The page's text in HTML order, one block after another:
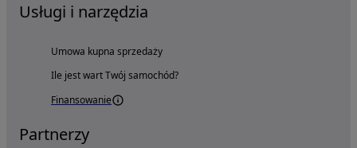
Usługi i narzędzia
Umowa kupna sprzedaży
Ile jest wart Twój samochód?
Finansowanie
Partnerzy